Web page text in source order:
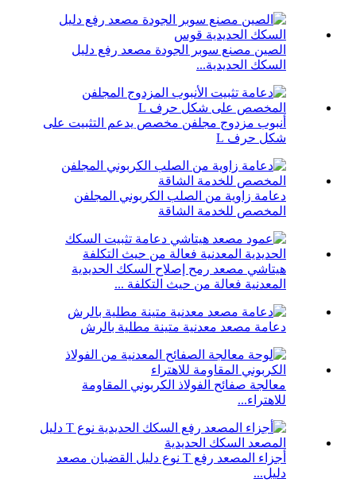
الصين مصنع سوبر الجودة مصعد رفع دليل
السكك الحديدية...
أنبوب مزدوج مجلفن مخصص يدعم التثبيت على
شكل حرف L
دعامة زاوية من الصلب الكربوني المجلفن
المخصص للخدمة الشاقة
هيتاشي مصعد رمح إصلاح السكك الحديدية
المعدنية فعالة من حيث التكلفة ...
دعامة مصعد معدنية متينة مطلية بالرش
معالجة صفائح الفولاذ الكربوني المقاومة
للاهتراء...
أجزاء المصعد رفع T نوع دليل القضبان مصعد
دليل...